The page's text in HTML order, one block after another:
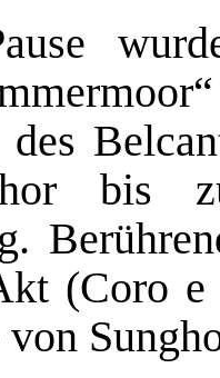
des
bis
(Coro
von